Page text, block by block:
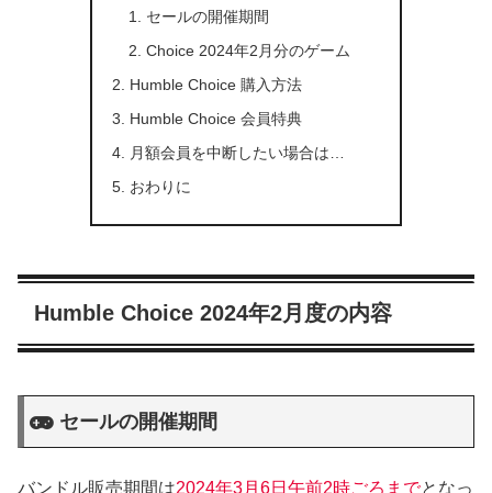
セールの開催期間
Choice 2024年2月分のゲーム
Humble Choice 購入方法
Humble Choice 会員特典
月額会員を中断したい場合は…
おわりに
Humble Choice 2024年2月度の内容
セールの開催期間
バンドル販売期間は2024年3月6日午前2時ごろまでとなっ